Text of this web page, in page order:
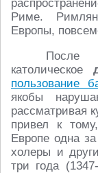
Риме.
Европы,
католическое
пользование
якобы
рассматривая
привел к
Европе одна
холеры и
три года